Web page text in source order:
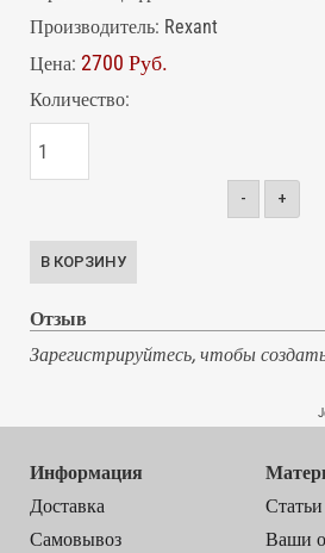
Производитель: Rexant
Цена: 2700 Руб.
Количество:
- +
Отзыв
Зарегистрируйтесь, чтобы
Информация
Доставка
Самовывоз
Статьи
Ваши